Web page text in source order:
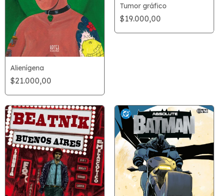
Alienígena
$21.000,00
Tumor gráfico
$19.000,00